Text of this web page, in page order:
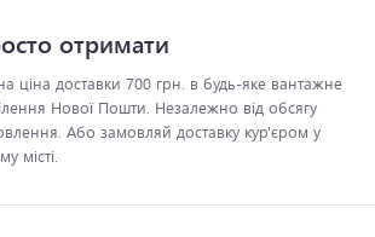
отримати
ціна доставки 700 грн. в будь-яке вантажне
Нової Пошти. Незалежно від обсягу
Або замовляй доставку кур'єром у
місті.